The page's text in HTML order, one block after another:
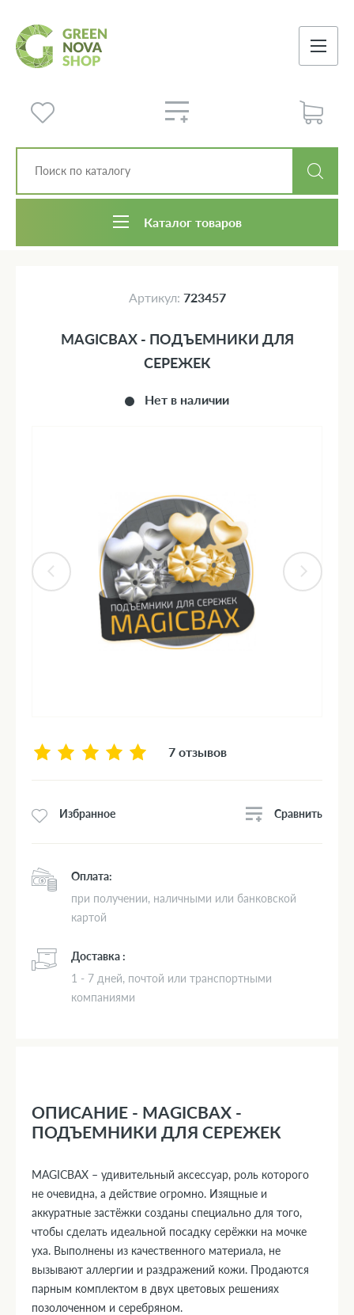
Каталог товаров
Артикул: 723457
Нет в наличии
MAGICBAX - ПОДЪЕМНИКИ ДЛЯ
СЕРЕЖЕК
7 отзывов
Избранное Сравнить
Оплата:
при получении, наличными или банковской
картой
Доставка :
1 - 7 дней, почтой или транспортными
компаниями
ОПИСАНИЕ - MAGICBAX -
ПОДЪЕМНИКИ ДЛЯ СЕРЕЖЕК
MAGICBAX – удивительный аксессуар, роль которого
не очевидна, а действие огромно. Изящные и
аккуратные застёжки созданы специально для того,
чтобы сделать идеальной посадку серёжки на мочке
уха. Выполнены из качественного материала, не
вызывают аллергии и раздражений кожи. Продаются
парным комплектом в двух цветовых решениях
позолоченном и серебряном.